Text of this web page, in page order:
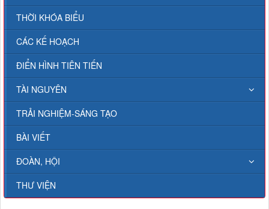
THỜI KHÓA BIỂU
CÁC KẾ HOẠCH
ĐIỂN HÌNH TIÊN TIẾN
TÀI NGUYÊN
TRẢI NGHIỆM-SÁNG TẠO
BÀI VIẾT
ĐOÀN, HỘI
THƯ VIỆN